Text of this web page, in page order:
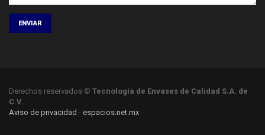
ENVIAR
Derechos reservados © Tecnología de Envases de Calidad S.A. de
C.V.
Aviso de privacidad - espacios.net.mx